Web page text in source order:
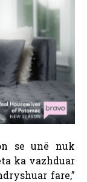
se unë nuk
ka vazhduar
fare,”